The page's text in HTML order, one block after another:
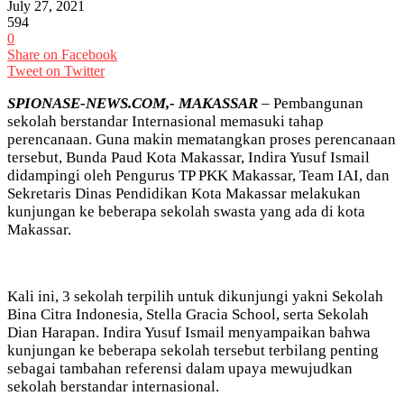
July 27, 2021
594
0
Share on Facebook
Tweet on Twitter
SPIONASE-NEWS.COM,- MAKASSAR – Pembangunan
sekolah berstandar Internasional memasuki tahap
perencanaan. Guna makin mematangkan proses perencanaan
tersebut, Bunda Paud Kota Makassar, Indira Yusuf Ismail
didampingi oleh Pengurus TP PKK Makassar, Team IAI, dan
Sekretaris Dinas Pendidikan Kota Makassar melakukan
kunjungan ke beberapa sekolah swasta yang ada di kota
Makassar.
Kali ini, 3 sekolah terpilih untuk dikunjungi yakni Sekolah
Bina Citra Indonesia, Stella Gracia School, serta Sekolah
Dian Harapan. Indira Yusuf Ismail menyampaikan bahwa
kunjungan ke beberapa sekolah tersebut terbilang penting
sebagai tambahan referensi dalam upaya mewujudkan
sekolah berstandar internasional.